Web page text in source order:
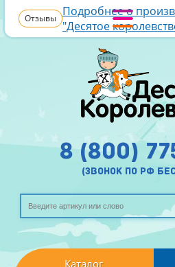
Отзывы Подробнее о
"Десятое
8 (800)
(звонок по рф
Каталог